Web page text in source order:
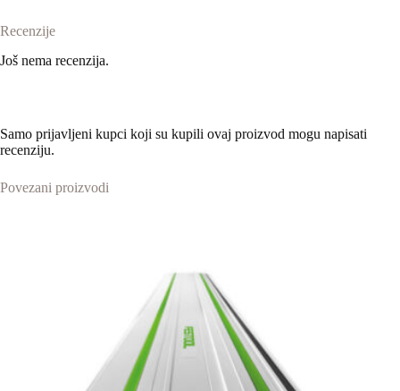
Recenzije
Još nema recenzija.
Samo prijavljeni kupci koji su kupili ovaj proizvod mogu napisati
recenziju.
Povezani proizvodi